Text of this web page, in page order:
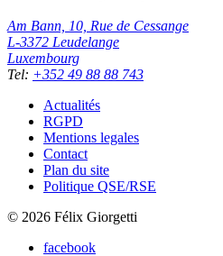
Am Bann, 10, Rue de Cessange
L-3372 Leudelange
Luxembourg
Tel: +352 49 88 88 743
Actualités
RGPD
Mentions legales
Contact
Plan du site
Politique QSE/RSE
© 2026 Félix Giorgetti
facebook